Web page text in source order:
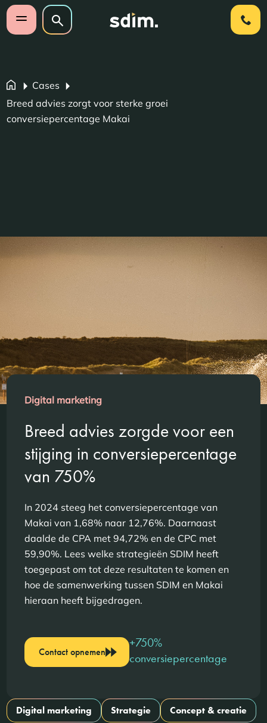
Navigatie overslaan
Open mobiel menu
Zoeken op website
Zoeken
Cases
Breed advies zorgt voor sterke groei
conversiepercentage Makai
Digital marketing
Breed advies zorgde voor een
stijging in conversiepercentage
van 750%
In 2024 steeg het conversiepercentage van
Makai van 1,68% naar 12,76%. Daarnaast
daalde de CPA met 94,72% en de CPC met
59,90%. Lees welke strategieën SDIM heeft
toegepast om tot deze resultaten te komen en
hoe de samenwerking tussen SDIM en Makai
hieraan heeft bijgedragen.
Contact opnemen
+750%
conversiepercentage
Digital marketing Strategie Concept & creatie